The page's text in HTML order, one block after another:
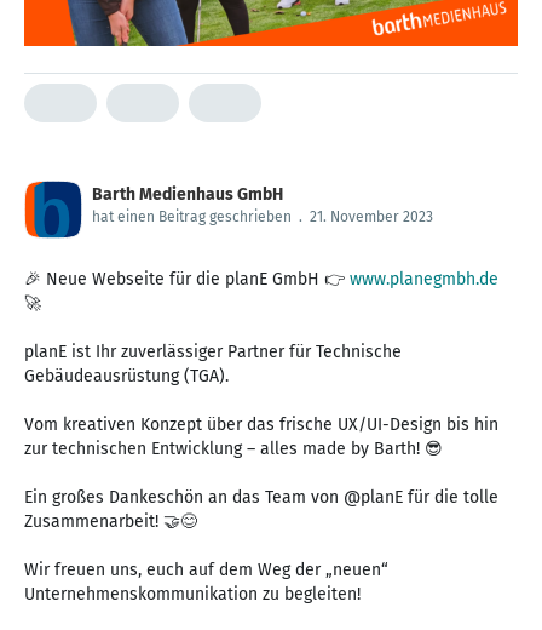
Barth Medienhaus GmbH
hat einen Beitrag geschrieben . 21. November 2023
🎉 Neue Webseite für die planE GmbH 👉 www.planegmbh.de
🚀
planE ist Ihr zuverlässiger Partner für Technische
Gebäudeausrüstung (TGA).
Vom kreativen Konzept über das frische UX/UI-Design bis hin
zur technischen Entwicklung – alles made by Barth! 😎
Ein großes Dankeschön an das Team von @planE für die tolle
Zusammenarbeit! 🤝😊
Wir freuen uns, euch auf dem Weg der „neuen“
Unternehmenskommunikation zu begleiten!